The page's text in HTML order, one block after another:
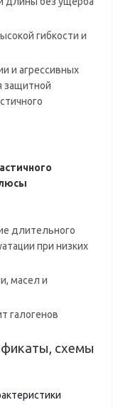
гибкости и
и агрессивных
защитной
длительного
при низких
масел и
галогенов
схемы